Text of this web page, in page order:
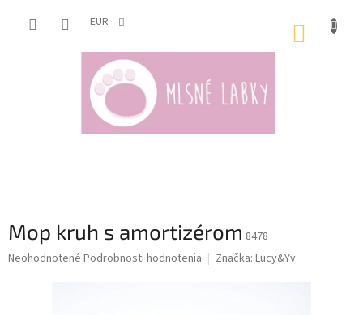
EUR
Mop kruh s amortizérom 8478
Priemerné
Neohodnotené Podrobnosti hodnotenia Značka: Lucy&Yv